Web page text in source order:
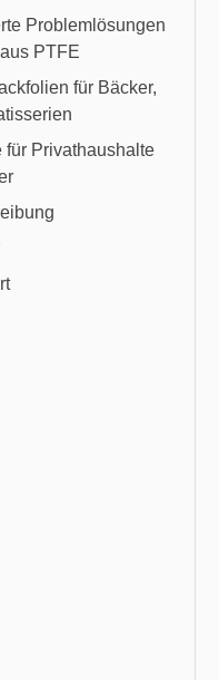
Problemlösungen
PTFE
für Bäcker,
für Privathaushalte